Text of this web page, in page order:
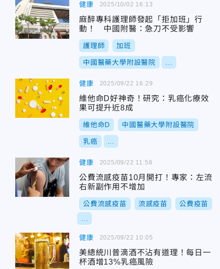
健康
麻醉專科護理師發起「拒加班」行
動！ 中國附醫：急刀不受影響
護理師 加班
中國醫藥大學附設醫院
2025/10/02 16:13
健康
維他命D好神奇！研究：乳癌化療效
果可提升近8成
維他命D 中國醫藥大學附設醫院
乳癌
2025/09/22 16:29
健康
公費流感疫苗10月開打！專家：左流
右新副作用不增加
公費流感疫苗 流感疫苗 公費疫苗
2025/09/22 11:58
健康
美總統川普滴酒不沾有道理！每日一
杯酒增13%乳癌風險
2025/09/22 10:05